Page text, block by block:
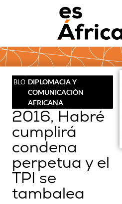
BLOGDIPLOMACIA Y
COMUNICACIÓN
AFRICANA
2016, Habré
cumplirá
condena
perpetua y el
TPI se
tambalea